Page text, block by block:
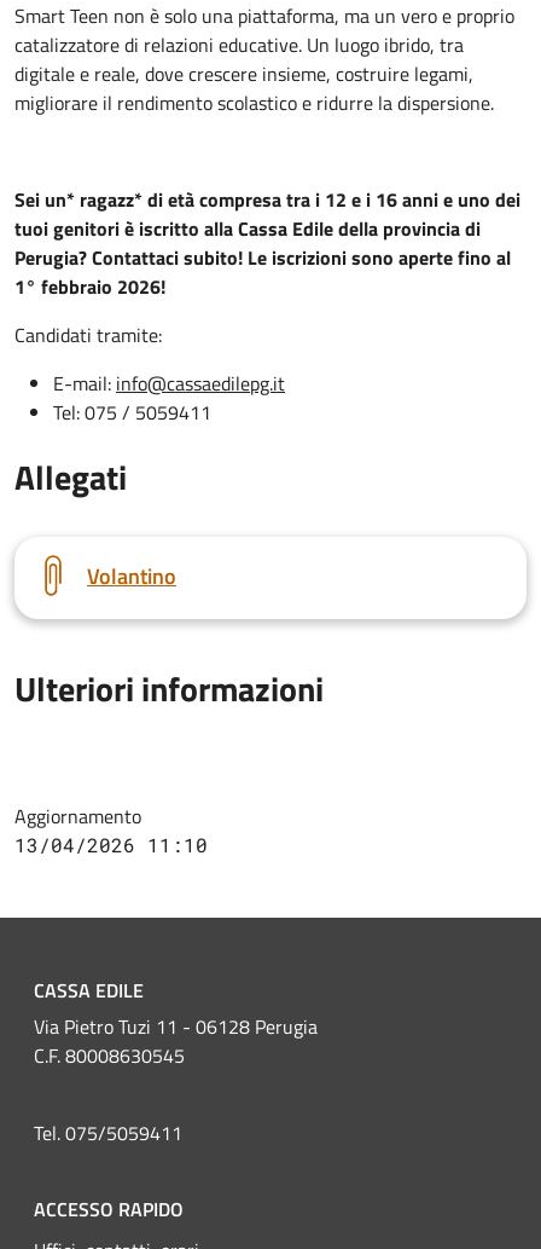
Smart Teen non è solo una piattaforma, ma un vero e proprio
catalizzatore di relazioni educative. Un luogo ibrido, tra
digitale e reale, dove crescere insieme, costruire legami,
migliorare il rendimento scolastico e ridurre la dispersione.
Sei un* ragazz* di età compresa tra i 12 e i 16 anni e uno dei
tuoi genitori è iscritto alla Cassa Edile della provincia di
Perugia? Contattaci subito! Le iscrizioni sono aperte fino al
1° febbraio 2026!
Candidati tramite:
E-mail: info@cassaedilepg.it
Tel: 075 / 5059411
Allegati
Volantino
Ulteriori informazioni
Aggiornamento
13/04/2026 11:10
CASSA EDILE
Via Pietro Tuzi 11 - 06128 Perugia
C.F. 80008630545
Tel. 075/5059411
ACCESSO RAPIDO